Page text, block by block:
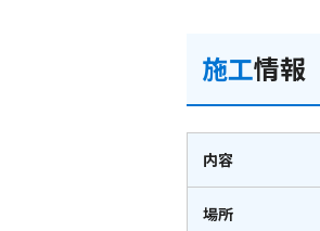
施工情報
内容
場所